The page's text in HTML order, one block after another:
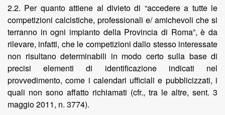
2.2. Per quanto attiene al divieto di “accedere a tutte le
competizioni calcistiche, professionali e/ amichevoli che si
terranno in ogni impianto della Provincia di Roma”, è da
rilevare, infatti, che le competizioni dallo stesso interessate
non risultano determinabili in modo certo sulla base di
precisi elementi di identificazione indicati nel
provvedimento, come i calendari ufficiali e pubblicizzati, i
quali non sono affatto richiamati (cfr., tra le altre, sent. 3
maggio 2011, n. 3774).